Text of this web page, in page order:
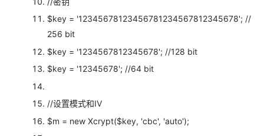
$key = '12345678123456781234567812345678'; //
256 bit
$key = '1234567812345678'; //128 bit
$key = '12345678'; //64 bit
//设置模式和IV
$m = new Xcrypt($key, 'cbc', 'auto');